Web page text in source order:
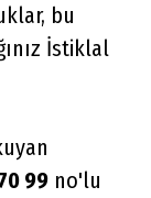
bu
İstiklal
99 no'lu